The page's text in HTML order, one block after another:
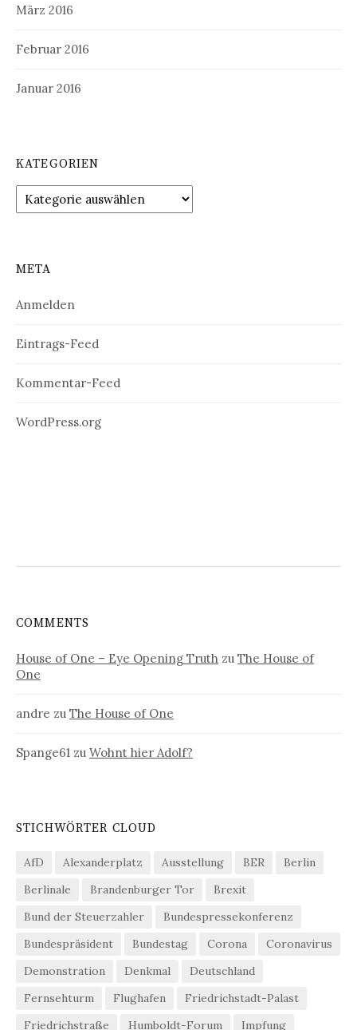
März 2016
Februar 2016
Januar 2016
KATEGORIEN
Kategorien
META
Anmelden
Eintrags-Feed
Kommentar-Feed
WordPress.org
COMMENTS
House of One – Eye Opening Truth zu The House of
One
andre zu The House of One
Spange61 zu Wohnt hier Adolf?
STICHWÖRTER CLOUD
AfD Alexanderplatz Ausstellung BER
Berlin
Berlinale
Brandenburger Tor
Brexit
Bund der Steuerzahler
Bundespressekonferenz
Bundespräsident
Bundestag Corona
Coronavirus
Demonstration
Denkmal
Deutschland
Fernsehturm
Flughafen
Friedrichstadt-Palast
Friedrichstraße
Humboldt-Forum Impfung